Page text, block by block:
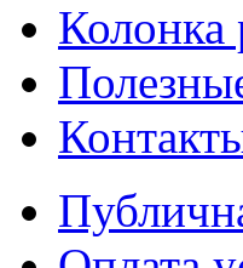
Колонка